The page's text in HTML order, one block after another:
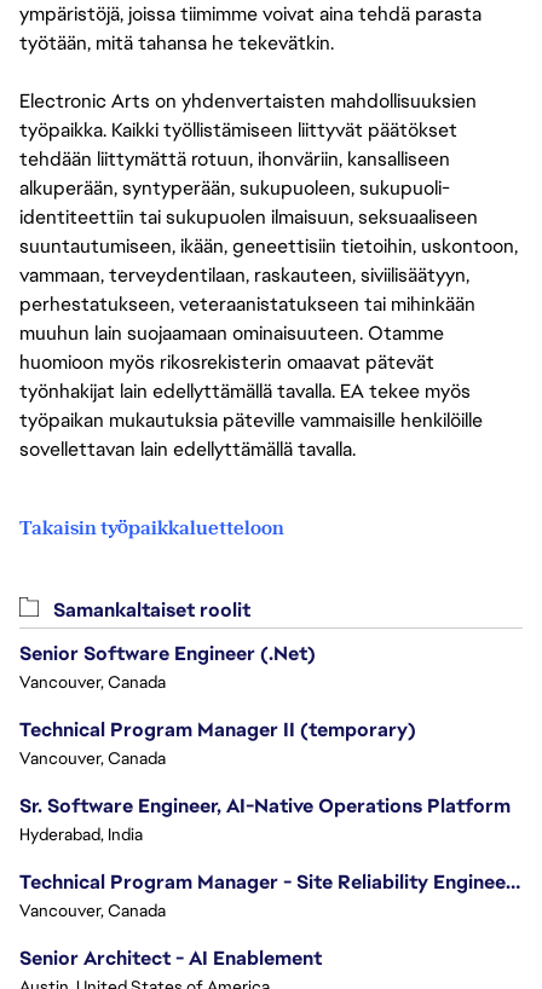
ympäristöjä, joissa tiimimme voivat aina tehdä parasta
työtään, mitä tahansa he tekevätkin.
Electronic Arts on yhdenvertaisten mahdollisuuksien
työpaikka. Kaikki työllistämiseen liittyvät päätökset
tehdään liittymättä rotuun, ihonväriin, kansalliseen
alkuperään, syntyperään, sukupuoleen, sukupuoli-
identiteettiin tai sukupuolen ilmaisuun, seksuaaliseen
suuntautumiseen, ikään, geneettisiin tietoihin, uskontoon,
vammaan, terveydentilaan, raskauteen, siviilisäätyyn,
perhestatukseen, veteraanistatukseen tai mihinkään
muuhun lain suojaamaan ominaisuuteen. Otamme
huomioon myös rikosrekisterin omaavat pätevät
työnhakijat lain edellyttämällä tavalla. EA tekee myös
työpaikan mukautuksia päteville vammaisille henkilöille
sovellettavan lain edellyttämällä tavalla.
Takaisin työpaikkaluetteloon
Samankaltaiset roolit
Senior Software Engineer (.Net)
Vancouver, Canada
Technical Program Manager II (temporary)
Vancouver, Canada
Sr. Software Engineer, AI-Native Operations Platform
Hyderabad, India
Technical Program Manager - Site Reliability Engineering (SRE)
Vancouver, Canada
Senior Architect - AI Enablement